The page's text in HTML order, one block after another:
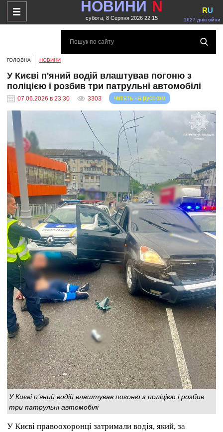
НОВИНИ N
субота, 8 Серпня 2026 22:15 1627 днів війни
RU
ГОЛОВНА НОВИНИ
У Києві п'яний водій влаштував погоню з
поліцією і розбив три патрульні автомобілі
07.06.2026 в 23:30 3303 читать на русском
У Києві п'яний водій влаштував погоню з поліцією і розбив
три патрульні автомобілі
У Києві правоохоронці затримали водія, який, за